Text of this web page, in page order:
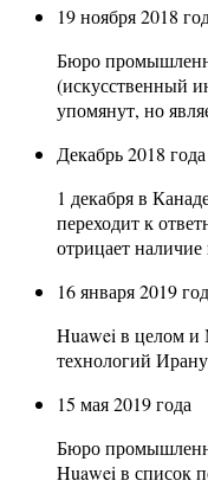
19 ноября 2018
Бюро
(искусственный
упомянут, но
Декабрь 2018 года
1 декабря в
переходит к
отрицает
16 января 2019
Huawei в целом и
технологий
15 мая 2019 года
Бюро
Huawei в список